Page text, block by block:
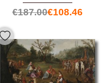
€187.00€108.46